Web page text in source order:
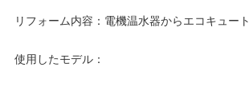
リフォーム内容：電機温水器からエコキュート
使用したモデル：